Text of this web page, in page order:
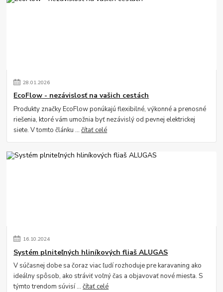
28.01.2026
EcoFlow - nezávislosť na vašich cestách
Produkty značky EcoFlow ponúkajú flexibilné, výkonné a prenosné
riešenia, ktoré vám umožnia byť nezávislý od pevnej elektrickej
siete. V tomto článku ...čítať celé
16.10.2024
Systém plniteľných hliníkových fliaš ALUGAS
V súčasnej dobe sa čoraz viac ľudí rozhoduje pre karavaning ako
ideálny spôsob, ako stráviť voľný čas a objavovať nové miesta. S
týmto trendom súvisí ...čítať celé